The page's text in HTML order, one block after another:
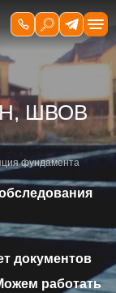
ШВОВ
фундамента
документов
работать